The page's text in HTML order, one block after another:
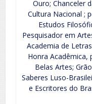
Ouro; Chanceler
Cultura Nacional ;
Estudos
Pesquisador em
Academia de
Honra Acadêmica,
Belas Artes;
Saberes Luso-
e Escritores do